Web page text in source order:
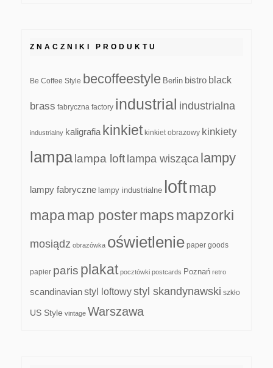
ZNACZNIKI PRODUKTU
Be Coffee Style becoffeestyle Berlin bistro black
brass fabryczna factory industrial industrialna
industrialny kaligrafia kinkiet kinkiet obrazowy kinkiety
lampa lampa loft lampa wisząca lampy
lampy fabryczne lampy industrialne loftmap
mapamap postermapsmapzorki
mosiądz obrazówka oświetlenie paper goods
papier paris plakat pocztówki postcards Poznań retro
scandinavianstyl loftowystyl skandynawski szkło
US Style vintage Warszawa